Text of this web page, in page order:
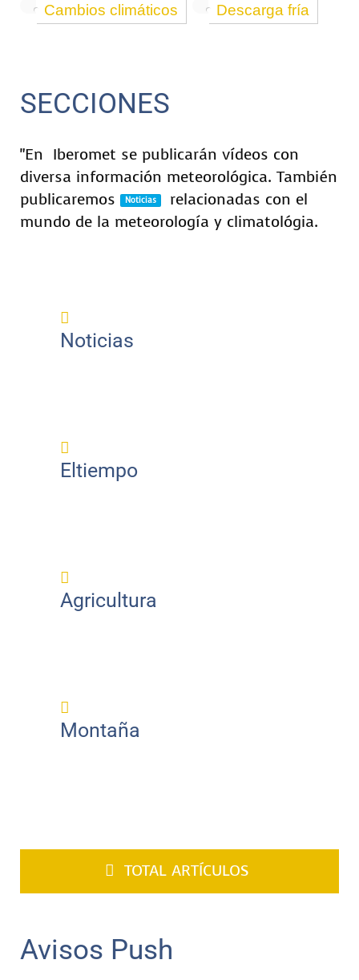
Cambios climáticos Descarga fría
SECCIONES
"En Iberomet se publicarán vídeos con
diversa información meteorológica. También
publicaremos
Noticias
relacionadas con el
mundo de la meteorología y climatológia.
Noticias
Eltiempo
Agricultura
Montaña
TOTAL ARTÍCULOS
Avisos Push